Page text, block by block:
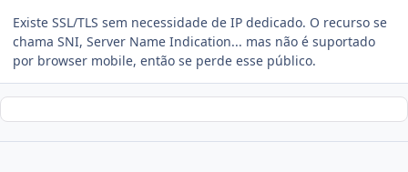
Existe SSL/TLS sem necessidade de IP dedicado. O recurso se
chama SNI, Server Name Indication... mas não é suportado
por browser mobile, então se perde esse público.